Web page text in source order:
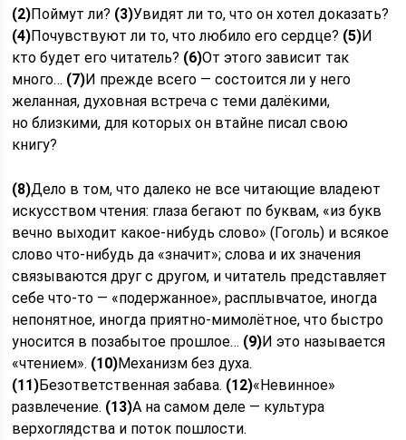
(2)Поймут ли? (3)Увидят ли то, что он хотел доказать?
(4)Почувствуют ли то, что любило его сердце? (5)И
кто будет его читатель? (6)От этого зависит так
много… (7)И прежде всего — состоится ли у него
желанная, духовная встреча с теми далёкими,
но близкими, для которых он втайне писал свою
книгу?
(8)Дело в том, что далеко не все читающие владеют
искусством чтения: глаза бегают по буквам, «из букв
вечно выходит какое-нибудь слово» (Гоголь) и всякое
слово что-нибудь да «значит»; слова и их значения
связываются друг с другом, и читатель представляет
себе что-то — «подержанное», расплывчатое, иногда
непонятное, иногда приятно-мимолётное, что быстро
уносится в позабытое прошлое… (9)И это называется
«чтением». (10)Механизм без духа.
(11)Безответственная забава. (12)«Невинное»
развлечение. (13)А на самом деле — культура
верхоглядства и поток пошлости.